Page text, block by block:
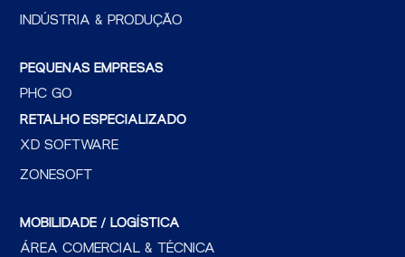
INDÚSTRIA & PRODUÇÃO
PEQUENAS EMPRESAS
PHC GO
RETALHO ESPECIALIZADO
XD SOFTWARE
ZONESOFT
MOBILIDADE / LOGÍSTICA
ÁREA COMERCIAL & TÉCNICA